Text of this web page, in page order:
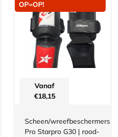
OP=OP!
Vanaf
€18,15
Scheen/wreefbeschermers
Pro Starpro G30 | rood-